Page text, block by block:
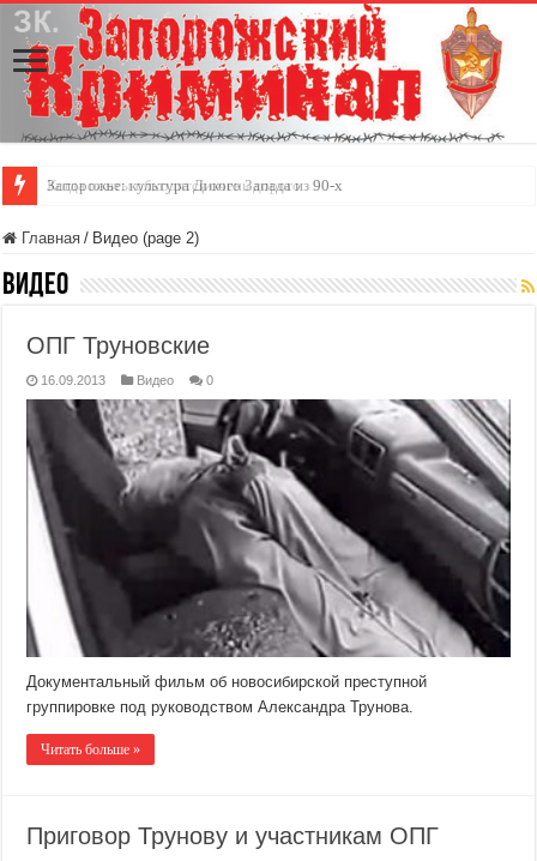
Запорожье: культура Дикого Запада из 90-х
Главная / Видео (page 2)
Видео
ОПГ Труновские
16.09.2013 Видео 0
Документальный фильм об новосибирской преступной
группировке под руководством Александра Трунова.
Читать больше »
Приговор Трунову и участникам ОПГ